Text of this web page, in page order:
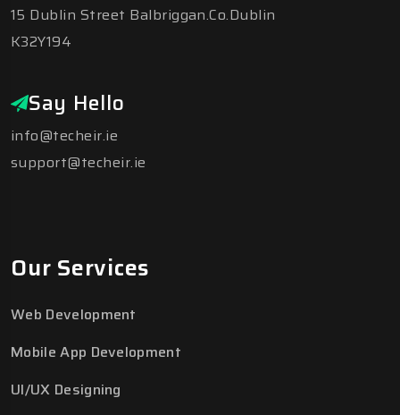
15 Dublin Street Balbriggan.Co.Dublin
K32Y194
Say Hello
info@techeir.ie
support@techeir.ie
Our Services
Web Development
Mobile App Development
UI/UX Designing